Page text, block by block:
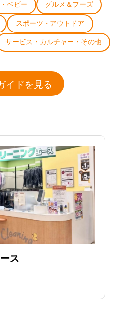
ベビー グルメ＆フーズ
スポーツ・アウトドア
サービス・カルチャー・その他
イドを見る
ス